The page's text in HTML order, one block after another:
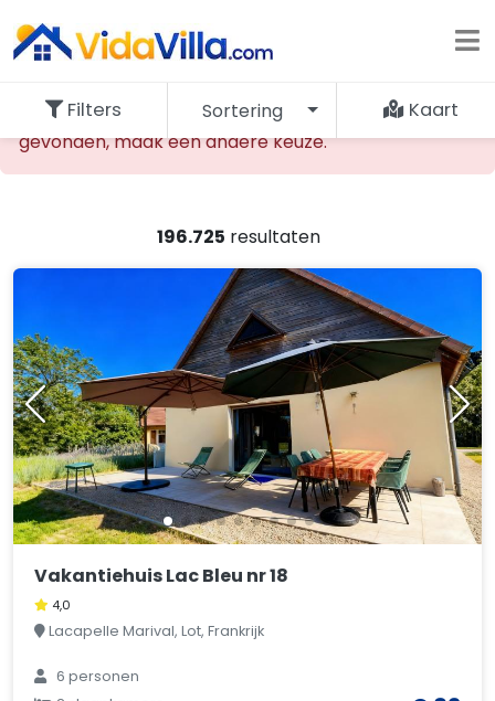
De opgevraagde accommodatie kan niet worden
gevonden, maak een andere keuze.
196.725 resultaten
Filters Sortering Kaart
Vakantiehuis Lac Bleu nr 18
4,0
Lacapelle Marival, Lot, Frankrijk
6 personen